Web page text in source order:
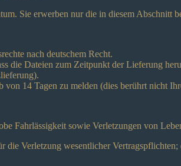
Sie erwerben nur die in diesem Abschnitt
nach deutschem Recht.
die Dateien zum Zeitpunkt der Lieferung
14 Tagen zu melden (dies berührt nicht
Fahrlässigkeit sowie Verletzungen von
die Verletzung wesentlicher